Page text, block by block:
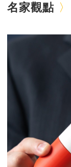
名家觀點